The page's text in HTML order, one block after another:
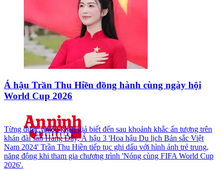
Á hậu Trần Thu Hiền đồng hành cùng ngày hội
World Cup 2026
Từng được nhiều khán giả biết đến sau khoảnh khắc ấn tượng trên
khán đài sân Hàng Đẫy, Á hậu 3 'Hoa hậu Du lịch Bản sắc Việt
Nam 2024' Trần Thu Hiền tiếp tục ghi dấu với hình ảnh trẻ trung,
năng động khi tham gia chương trình 'Nóng cùng FIFA World Cup
2026'.